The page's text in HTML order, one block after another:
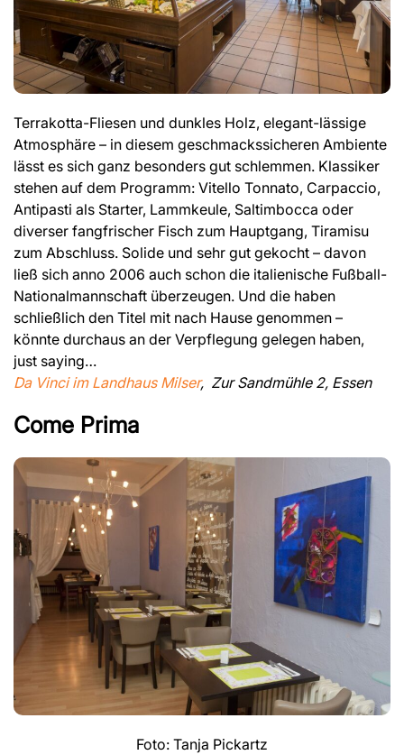
Terrakotta-Fliesen und dunkles Holz, elegant-lässige
Atmosphäre – in diesem geschmackssicheren Ambiente
lässt es sich ganz besonders gut schlemmen. Klassiker
stehen auf dem Programm: Vitello Tonnato, Carpaccio,
Antipasti als Starter, Lammkeule, Saltimbocca oder
diverser fangfrischer Fisch zum Hauptgang, Tiramisu
zum Abschluss. Solide und sehr gut gekocht – davon
ließ sich anno 2006 auch schon die italienische Fußball-
Nationalmannschaft überzeugen. Und die haben
schließlich den Titel mit nach Hause genommen –
könnte durchaus an der Verpflegung gelegen haben,
just saying…
Da Vinci im Landhaus Milser, Zur Sandmühle 2, Essen
Come Prima
Foto: Tanja Pickartz